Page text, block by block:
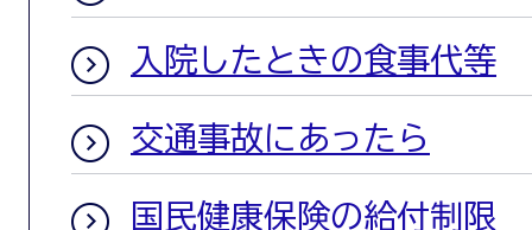
入院したときの食事代等
交通事故にあったら
国民健康保険の給付制限